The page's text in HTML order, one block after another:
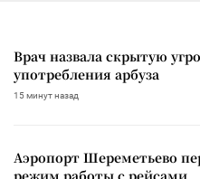
Врач назвала скрытую
употребления арбуза
15 минут назад
Аэропорт Шереметьево
режим работы с рейсами